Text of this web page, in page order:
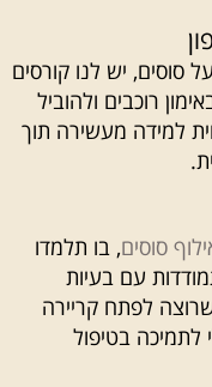
סוסים, יש לנו קורסים
רוכבים ולהוביל
למידה מעשירה תוך
סוסים, בו תלמדו
עם בעיות
לפתח קריירה
בטיפול